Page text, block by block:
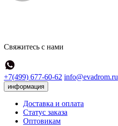
Свяжитесь с нами
+7(499) 677-60-62 info@evadrom.ru
информация
Доставка и оплата
Статус заказа
Оптовикам